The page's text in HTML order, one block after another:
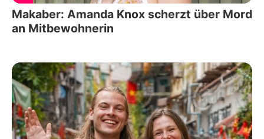
Makaber: Amanda Knox scherzt über Mord
an Mitbewohnerin